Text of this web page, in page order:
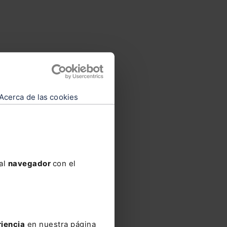
de las cookies
navegador con el
en nuestra página